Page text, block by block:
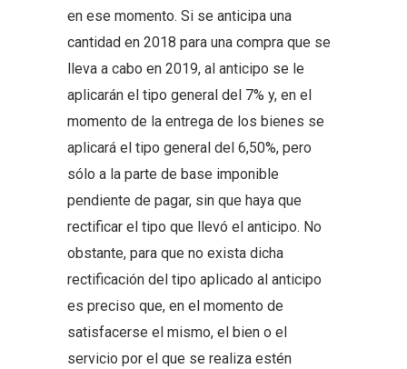
en ese momento. Si se anticipa una
cantidad en 2018 para una compra que se
lleva a cabo en 2019, al anticipo se le
aplicarán el tipo general del 7% y, en el
momento de la entrega de los bienes se
aplicará el tipo general del 6,50%, pero
sólo a la parte de base imponible
pendiente de pagar, sin que haya que
rectificar el tipo que llevó el anticipo. No
obstante, para que no exista dicha
rectificación del tipo aplicado al anticipo
es preciso que, en el momento de
satisfacerse el mismo, el bien o el
servicio por el que se realiza estén